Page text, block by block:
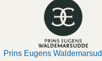
Prins Eugens